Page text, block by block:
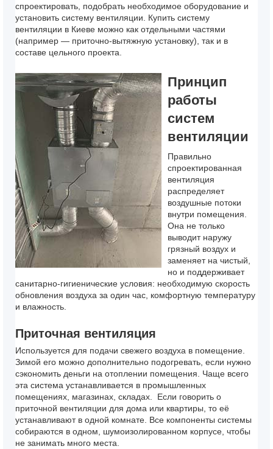
спроектировать, подобрать необходимое оборудование и
установить систему вентиляции. Купить систему
вентиляции в Киеве можно как отдельными частями
(например — приточно-вытяжную установку), так и в
составе цельного проекта.
Принцип
работы
систем
вентиляции
Правильно
спроектированная
вентиляция
распределяет
воздушные потоки
внутри помещения.
Она не только
выводит наружу
грязный воздух и
заменяет на чистый,
но и поддерживает
санитарно-гигиенические условия: необходимую скорость
обновления воздуха за один час, комфортную температуру
и влажность.
Приточная вентиляция
Используется для подачи свежего воздуха в помещение.
Зимой его можно дополнительно подогревать, если нужно
сэкономить деньги на отоплении помещения. Чаще всего
эта система устанавливается в промышленных
помещениях, магазинах, складах. Если говорить о
приточной вентиляции для дома или квартиры, то её
устанавливают в одной комнате. Все компоненты системы
собираются в одном, шумоизолированном корпусе, чтобы
не занимать много места.